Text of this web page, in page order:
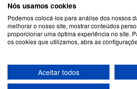
® Marca
© 2026 - Todos os direitos
Desenvolvido por:
Nós usamos cookies
Podemos colocá-los para análise dos nossos
melhorar o nosso site, mostrar conteúdos
proporcionar uma óptima experiência no site.
os cookies que utilizamos, abra as
Aceitar todos